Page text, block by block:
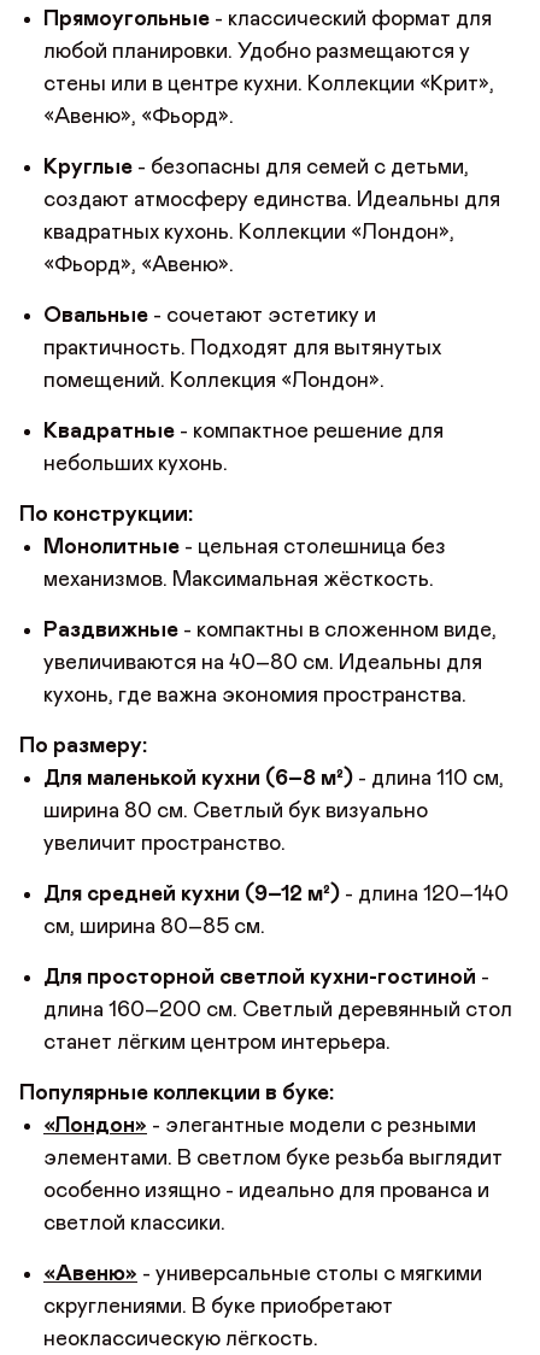
Прямоугольные - классический формат для
любой планировки. Удобно размещаются у
стены или в центре кухни. Коллекции «Крит»,
«Авеню», «Фьорд».
Круглые - безопасны для семей с детьми,
создают атмосферу единства. Идеальны для
квадратных кухонь. Коллекции «Лондон»,
«Фьорд», «Авеню».
Овальные - сочетают эстетику и
практичность. Подходят для вытянутых
помещений. Коллекция «Лондон».
Квадратные - компактное решение для
небольших кухонь.
По конструкции:
Монолитные - цельная столешница без
механизмов. Максимальная жёсткость.
Раздвижные - компактны в сложенном виде,
увеличиваются на 40–80 см. Идеальны для
кухонь, где важна экономия пространства.
По размеру:
Для маленькой кухни (6–8 м²) - длина 110 см,
ширина 80 см. Светлый бук визуально
увеличит пространство.
Для средней кухни (9–12 м²) - длина 120–140
см, ширина 80–85 см.
Для просторной светлой кухни-гостиной -
длина 160–200 см. Светлый деревянный стол
станет лёгким центром интерьера.
Популярные коллекции в буке:
«Лондон» - элегантные модели с резными
элементами. В светлом буке резьба выглядит
особенно изящно - идеально для прованса и
светлой классики.
«Авеню» - универсальные столы с мягкими
скруглениями. В буке приобретают
неоклассическую лёгкость.